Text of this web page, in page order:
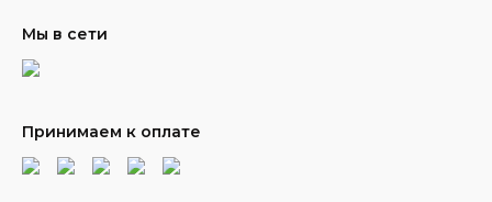
Мы в сети
Принимаем к оплате